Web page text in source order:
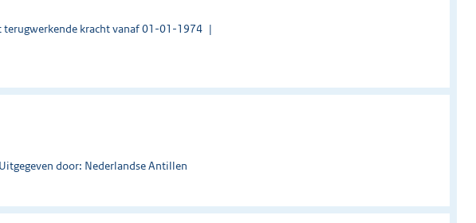
kracht vanaf 01-01-1974
Uitgegeven door: Nederlandse Antillen